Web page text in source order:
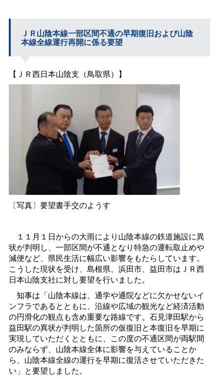
ＪＲ山陰本線一部区間不通の早期復旧および山陰
本線全線運行再開に係る要望
【ＪＲ西日本山陰支（鳥取県）】
〔写真〕要望書手交のようす
１１月１日からの大雨により山陰本線の鉄道施設に異
状が判明し、一部区間が不通となり特急の運転取止めや
減便など、県民生活に幅広い影響をもたらしています。
こうした現状を受け、島根県、浜田市、益田市はＪＲ西
日本山陰支社に対し要望を行いました。
知事は「山陰本線は、通学や通院などに欠かせないイ
ンフラであるとともに、沿線や広域の観光など経済活動
の円滑化の観点も含め重要な路線です。石見津田駅から
益田駅の異状が判明した箇所の仮復旧と本復旧を早期に
実現していただくとともに、この度の不通区間が両駅間
のみならず、山陰本線全体に影響を与えていることか
ら、山陰本線全線の運行を早期に復活させていただきた
い」と要望しました。